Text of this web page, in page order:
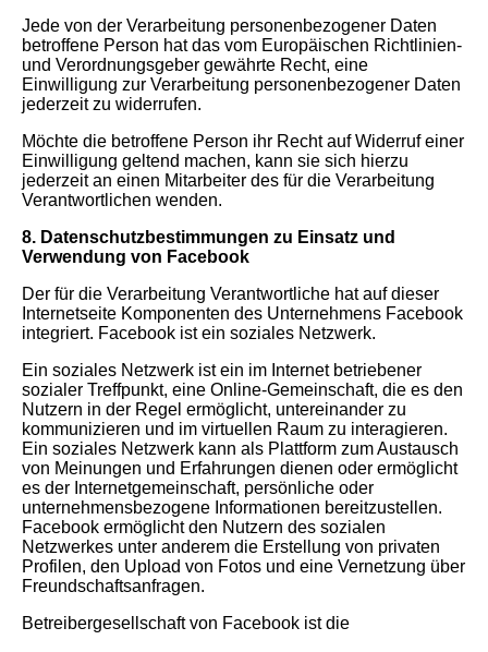
Jede von der Verarbeitung personenbezogener Daten
betroffene Person hat das vom Europäischen Richtlinien-
und Verordnungsgeber gewährte Recht, eine
Einwilligung zur Verarbeitung personenbezogener Daten
jederzeit zu widerrufen.
Möchte die betroffene Person ihr Recht auf Widerruf einer
Einwilligung geltend machen, kann sie sich hierzu
jederzeit an einen Mitarbeiter des für die Verarbeitung
Verantwortlichen wenden.
8. Datenschutzbestimmungen zu Einsatz und
Verwendung von Facebook
Der für die Verarbeitung Verantwortliche hat auf dieser
Internetseite Komponenten des Unternehmens Facebook
integriert. Facebook ist ein soziales Netzwerk.
Ein soziales Netzwerk ist ein im Internet betriebener
sozialer Treffpunkt, eine Online-Gemeinschaft, die es den
Nutzern in der Regel ermöglicht, untereinander zu
kommunizieren und im virtuellen Raum zu interagieren.
Ein soziales Netzwerk kann als Plattform zum Austausch
von Meinungen und Erfahrungen dienen oder ermöglicht
es der Internetgemeinschaft, persönliche oder
unternehmensbezogene Informationen bereitzustellen.
Facebook ermöglicht den Nutzern des sozialen
Netzwerkes unter anderem die Erstellung von privaten
Profilen, den Upload von Fotos und eine Vernetzung über
Freundschaftsanfragen.
Betreibergesellschaft von Facebook ist die